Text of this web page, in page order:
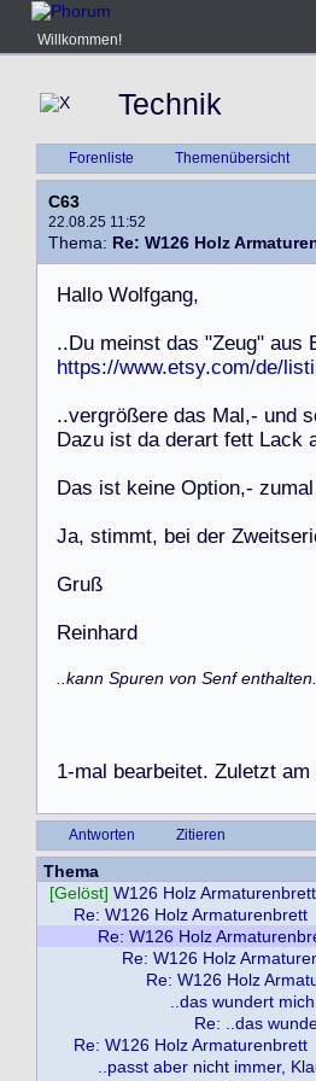
Willkommen!
Technik
Forenliste Themenübersicht
C63
22.08.25 11:52
Thema: Re: W126 Holz
Hallo Wolfgang,
..Du meinst das "Zeug" aus
https://www.etsy.com/de/
..vergrößere das Mal,- und s
Dazu ist da derart fett Lack
Das ist keine Option,- zumal
Ja, stimmt, bei der Zweitseri
Gruß
Reinhard
..kann Spuren von Senf
1-mal bearbeitet. Zuletzt am
Antworten Zitieren
Thema
[Gelöst] W126 Holz Armaturenbrett
Re: W126 Holz Armaturenbrett
Re: W126 Holz
Re: W126 Holz
Re: W126 Holz
..das wundert mich..
Re: ..das
Re: W126 Holz Armaturenbrett
..passt aber nicht immer,